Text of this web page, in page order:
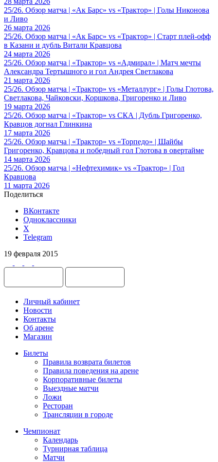
25/26. Обзор матча | «Ак Барс» vs «Трактор» | Голы Никонова
и Ливо
26 марта 2026
25/26. Обзор матча | «Ак Барс» vs «Трактор» | Старт плей-офф
в Казани и дубль Витали Кравцова
24 марта 2026
25/26. Обзор матча | «Трактор» vs «Адмирал» | Матч мечты
Александра Тертышного и гол Андрея Светлакова
21 марта 2026
25/26. Обзор матча | «Трактор» vs «Металлург» | Голы Глотова,
Светлакова, Чайковски, Коршкова, Григоренко и Ливо
19 марта 2026
25/26. Обзор матча | «Трактор» vs СКА | Дубль Григоренко,
Кравцов догнал Глинкина
17 марта 2026
25/26. Обзор матча | «Трактор» vs «Торпедо» | Шайбы
Григоренко, Кравцова и победный гол Глотова в овертайме
14 марта 2026
25/26. Обзор матча | «Нефтехимик» vs «Трактор» | Гол
Кравцова
11 марта 2026
Поделиться
ВКонтакте
Одноклассники
X
Telegram
19 февраля 2015
Личный кабинет
Новости
Контакты
Об арене
Магазин
Билеты
Правила возврата билетов
Правила поведения на арене
Корпоративные билеты
Выездные матчи
Ложи
Ресторан
Трансляции в городе
Чемпионат
Календарь
Турнирная таблица
Матчи